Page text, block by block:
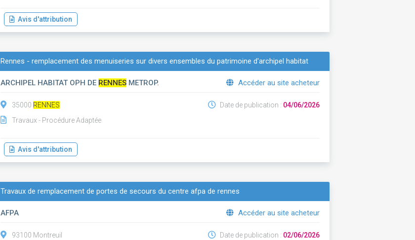
Avis d'attribution
Rennes - remplacement des menuiseries sur divers ensembles du patrimoine d'archipel habitat
ARCHIPEL HABITAT OPH DE RENNES METROP. Accéder au site acheteur
35000 RENNES
Travaux - Procédure Adaptée
Date de publication : 04/06/2026
Avis d'attribution
Travaux de remplacement de portes de secours du centre afpa de rennes
AFPA Accéder au site acheteur
93100 Montreuil
Date de publication : 02/06/2026